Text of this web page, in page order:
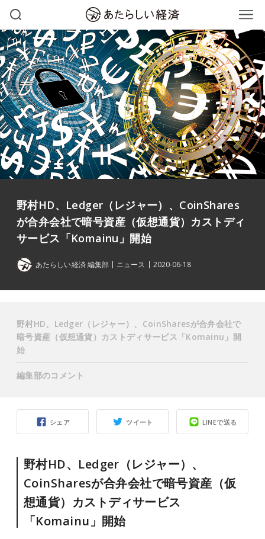
野村HD、Ledger（レジャー）、CoinShares
が合弁会社で暗号資産（仮想通貨）カストディ
サービス「Komainu」開始
あたらしい経済 編集部 ニュース 2020-06-18
シェア ツイート LINEで送る
野村HD、Ledger（レジャー）、
CoinSharesが合弁会社で暗号資産（仮
想通貨）カストディサービス
「Komainu」開始
野村HD、Ledger（レジャー）、CoinSharesが合弁会社で
暗号資産（仮想通貨）カストディサービス「Komainu」開
始
編集部のコメント